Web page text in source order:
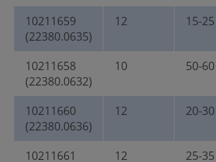
10211659
(22380.0635)
12 15-25
10211658
(22380.0632)
10 50-60
10211660
(22380.0636)
12 20-30
10211661
12 25-35